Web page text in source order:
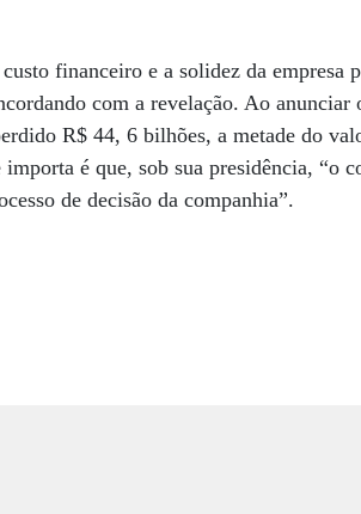
financeiro e a solidez da empresa
com a revelação. Ao anunciar
R$ 44, 6 bilhões, a metade do
é que, sob sua presidência, “o
de decisão da companhia”.